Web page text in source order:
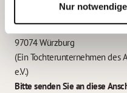
Nur
Garitz
Kantstraße 45a
97074 Würzburg
(Ein Tochterunternehmen des
e.V.)
Bitte senden Sie an diese